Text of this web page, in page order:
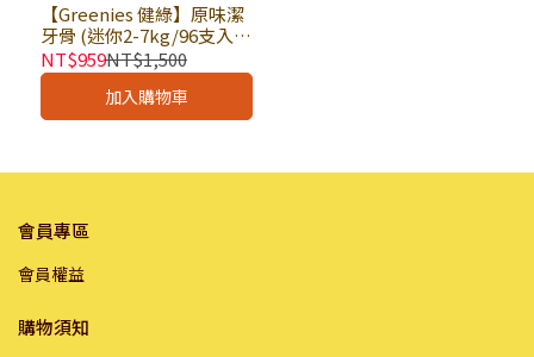
【Greenies 健綠】原味潔
牙骨 (迷你2-7kg/96支入)
27oz/765g × 盒｜狗零食
狗潔牙骨 盒裝 家庭號 迷你
型犬潔牙骨推薦 健綠潔牙
骨
NT$959NT$1,500
加入購物車
會員專區
會員權益
購物須知